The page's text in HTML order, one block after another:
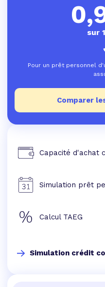
sur
Pour un prêt personnel
Comparer
Capacité d'achat
Simulation prêt
Calcul TAEG
Simulation crédit